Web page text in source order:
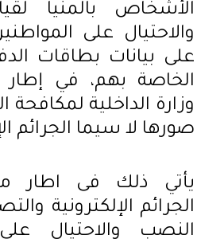
الأشخاص بالمنيا
والاحتيال على
على بيانات بطاقات
الخاصة بهم، في إطار
وزارة الداخلية لمكافحة
صورها لا سيما الجرائم
يأتي ذلك فى اطار
الجرائم الإلكترونية
النصب والاحتيال